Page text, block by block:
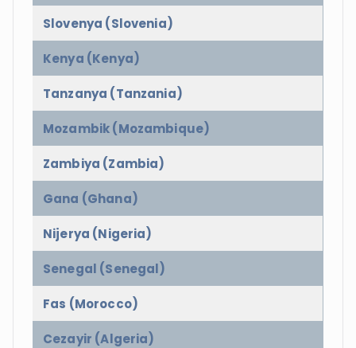
Slovenya (Slovenia)
Kenya (Kenya)
Tanzanya (Tanzania)
Mozambik (Mozambique)
Zambiya (Zambia)
Gana (Ghana)
Nijerya (Nigeria)
Senegal (Senegal)
Fas (Morocco)
Cezayir (Algeria)